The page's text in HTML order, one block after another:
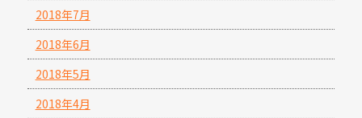
2018年7月
2018年6月
2018年5月
2018年4月